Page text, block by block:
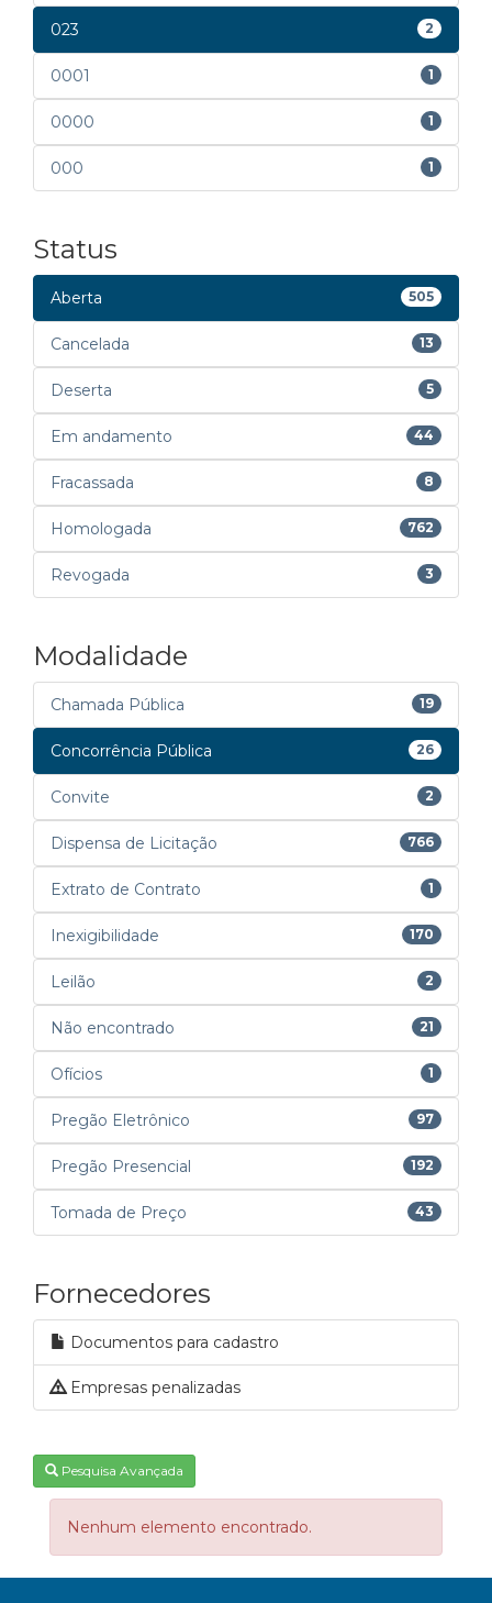
023 2
0001 1
0000 1
000 1
Status
Aberta 505
Cancelada 13
Deserta 5
Em andamento 44
Fracassada 8
Homologada 762
Revogada 3
Modalidade
Chamada Pública 19
Concorrência Pública 26
Convite 2
Dispensa de Licitação 766
Extrato de Contrato 1
Inexigibilidade 170
Leilão 2
Não encontrado 21
Ofícios 1
Pregão Eletrônico 97
Pregão Presencial 192
Tomada de Preço 43
Fornecedores
Documentos para cadastro
Empresas penalizadas
Pesquisa Avançada
Nenhum elemento encontrado.